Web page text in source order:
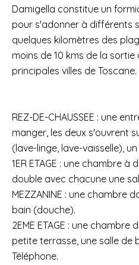
Damigella constitue un
pour s'adonner à différents
quelques kilomètres des
moins de 10 kms de la
principales villes de Toscane.
REZ-DE-CHAUSSEE : une
manger, les deux s'ouvrent
(lave-linge, lave-vaisselle),
1ER ETAGE : une chambre à
double avec chacune une
MEZZANINE : une chambre
bain (douche).
2EME ETAGE : une
petite terrasse, une salle de
Téléphone.